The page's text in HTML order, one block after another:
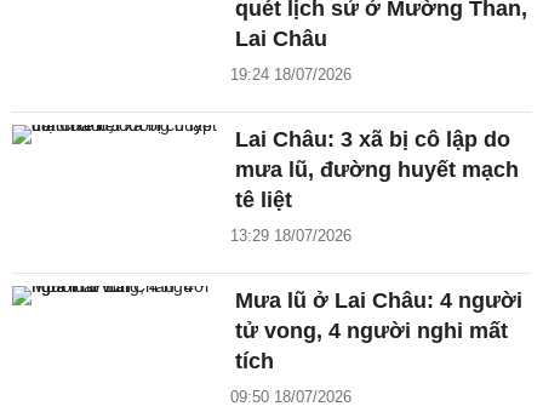
quét lịch sử ở Mường Than,
Lai Châu
19:24 18/07/2026
Lai Châu: 3 xã bị cô lập do
mưa lũ, đường huyết mạch
tê liệt
13:29 18/07/2026
Mưa lũ ở Lai Châu: 4 người
tử vong, 4 người nghi mất
tích
09:50 18/07/2026